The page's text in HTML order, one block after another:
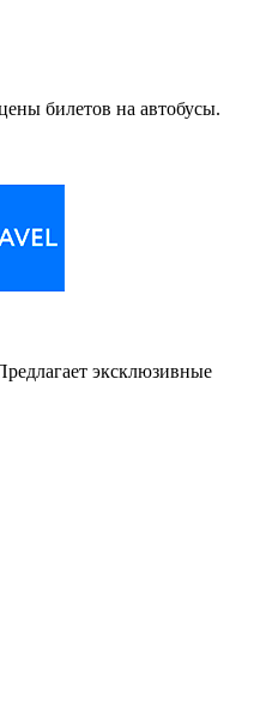
билетов на автобусы.
эксклюзивные